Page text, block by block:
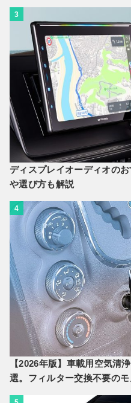
3
ディスプレイオーディオの
や選び方も解説
4
【2026年版】車載用空気清
選。フィルター交換不要の